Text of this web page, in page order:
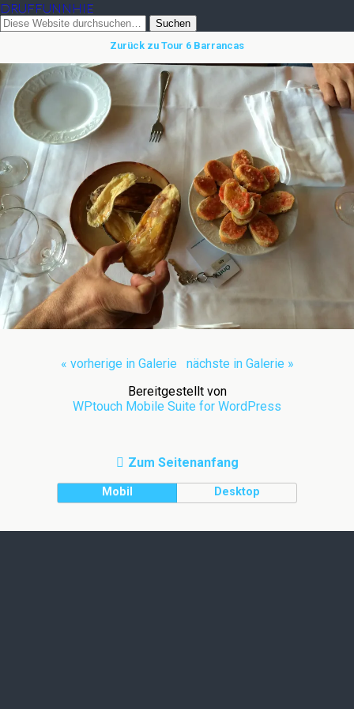
DRUFFUNNHIE
Zurück zu Tour 6 Barrancas
« vorherige in Galerie
nächste in Galerie »
Bereitgestellt von
WPtouch Mobile Suite for WordPress
Zum Seitenanfang
Mobil Desktop